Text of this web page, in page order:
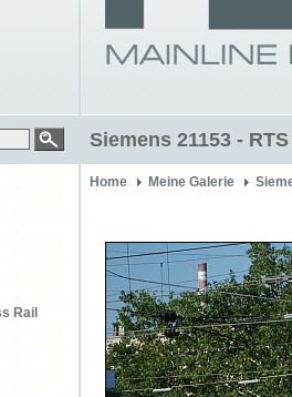
Siemens 21153 -
Rail
Home Meine Galerie